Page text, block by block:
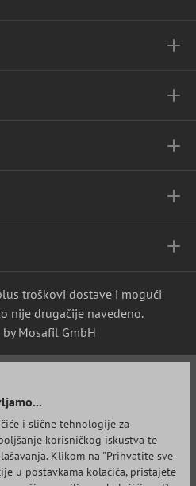
troškovi dostave i mogući
nije drugačije navedeno.
Mosafil GmbH
i slične tehnologije za
korisničkog iskustva te
Klikom na "Prihvatite sve
u postavkama kolačića, pristajete